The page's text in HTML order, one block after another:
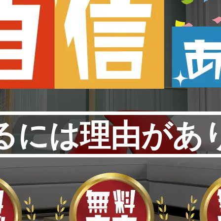
には理由があ